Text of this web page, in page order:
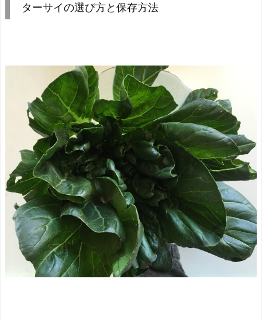
ターサイの選び方と保存方法